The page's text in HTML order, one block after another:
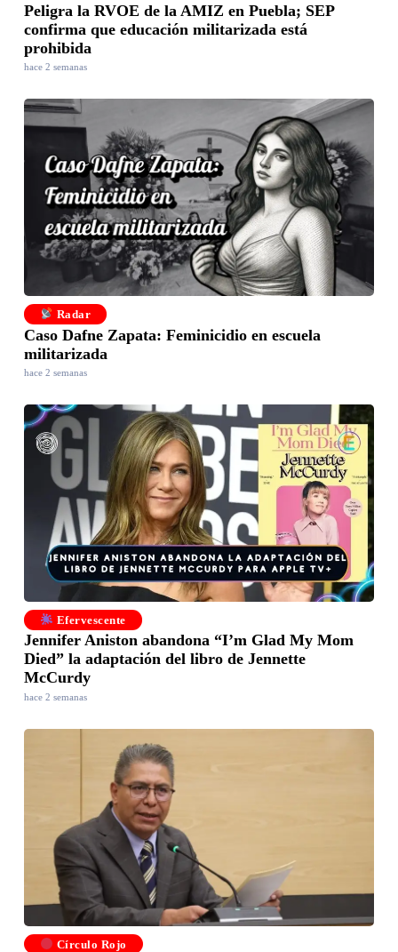
Peligra la RVOE de la AMIZ en Puebla; SEP
confirma que educación militarizada está
prohibida
hace 2 semanas
Radar
Caso Dafne Zapata: Feminicidio en escuela
militarizada
hace 2 semanas
Efervescente
Jennifer Aniston abandona “I’m Glad My Mom
Died” la adaptación del libro de Jennette
McCurdy
hace 2 semanas
Círculo Rojo